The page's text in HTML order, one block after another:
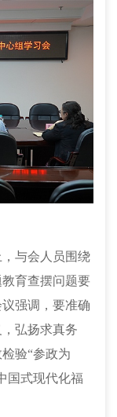
与会人员围绕
育查摆问题要
强调，要准确
弘扬求真务
验“参政为
国式现代化福